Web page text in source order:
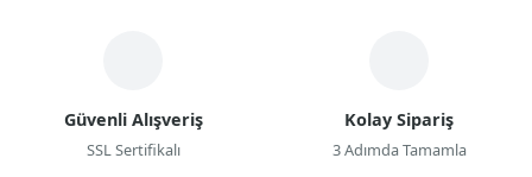
Güvenli Alışveriş
SSL Sertifikalı
Kolay Sipariş
3 Adımda Tamamla